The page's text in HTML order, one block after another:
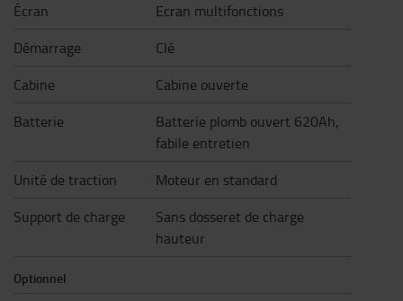
Écran
Ecran multifonctions
Démarrage
Clé
Cabine
Cabine ouverte
Batterie
Batterie plomb ouvert 620Ah,
fabile entretien
Unité de traction
Moteur en standard
Support de charge
Sans dosseret de charge
hauteur
Optionnel